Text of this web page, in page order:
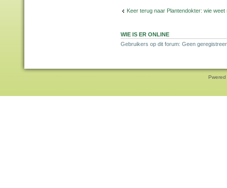
Keer terug naar Plantendokter: wie weet
WIE IS ER ONLINE
Gebruikers op dit forum: Geen